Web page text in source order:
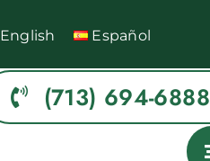
English Español
(713) 694-6888